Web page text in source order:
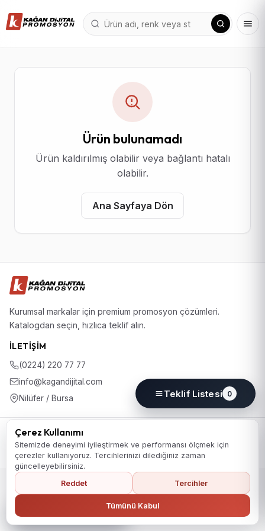
Ürün bulunamadı
Ürün kaldırılmış olabilir veya bağlantı hatalı
olabilir.
Ana Sayfaya Dön
Kurumsal markalar için premium promosyon çözümleri.
Katalogdan seçin, hızlıca teklif alın.
İLETIŞIM
(0224) 220 77 77
info@kagandijital.com
Nilüfer / Bursa
© 2026 KD Promosyon. Tüm hakları saklıdır.
KoleksiyonHakkımızdaİletişimKVKK Aydınlatma Metni
Gizlilik PolitikasıÇerez PolitikasıÇerez Tercihleri
Ana Sayfaya Dön
Teklif Listesi 0
Çerez Kullanımı
Sitemizde deneyimi iyileştirmek ve performansı ölçmek için
çerezler kullanıyoruz. Tercihlerinizi dilediğiniz zaman
güncelleyebilirsiniz.
Reddet
Tercihler
Tümünü Kabul